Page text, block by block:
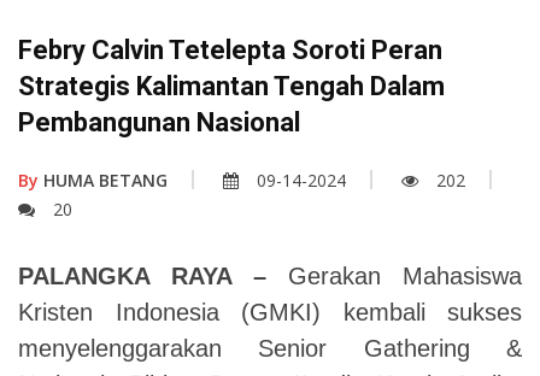
Febry Calvin Tetelepta Soroti Peran
Strategis Kalimantan Tengah Dalam
Pembangunan Nasional
By HUMA BETANG 09-14-2024
202
20
PALANGKA RAYA – Gerakan Mahasiswa
Kristen Indonesia (GMKI) kembali sukses
menyelenggarakan Senior Gathering &